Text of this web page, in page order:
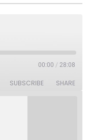
00:00 / 28:08
SUBSCRIBE SHARE